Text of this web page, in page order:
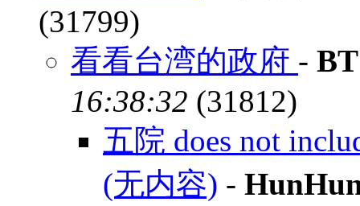
(31799)
看看台湾的政府 - BT
16:38:32 (31812)
五院 does not
(无内容) -